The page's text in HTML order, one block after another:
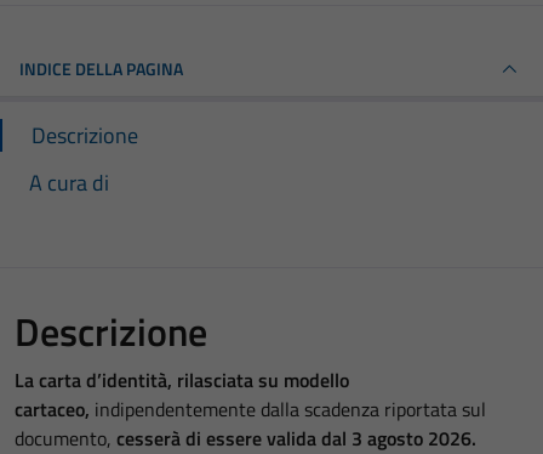
INDICE DELLA PAGINA
Descrizione
A cura di
Descrizione
La carta d’identità, rilasciata su modello
cartaceo, indipendentemente dalla scadenza riportata sul
documento, cesserà di essere valida dal 3 agosto 2026.